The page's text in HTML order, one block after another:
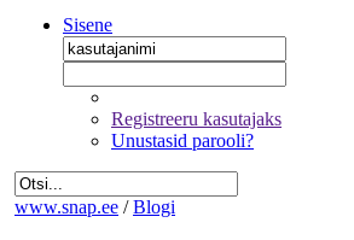
Sisene
Registreeru kasutajaks
Unustasid parooli?
www.snap.ee / Blogi